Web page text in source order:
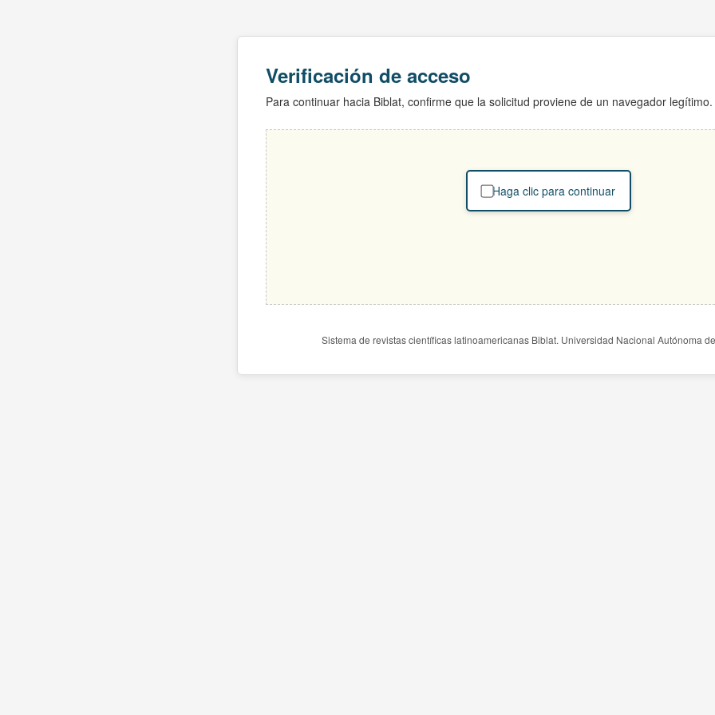
Verificación de acceso
Para continuar hacia Biblat, confirme que la solicitud proviene de un navegador legítimo.
Haga clic para continuar
Sistema de revistas científicas latinoamericanas Biblat. Universidad Nacional Autónoma